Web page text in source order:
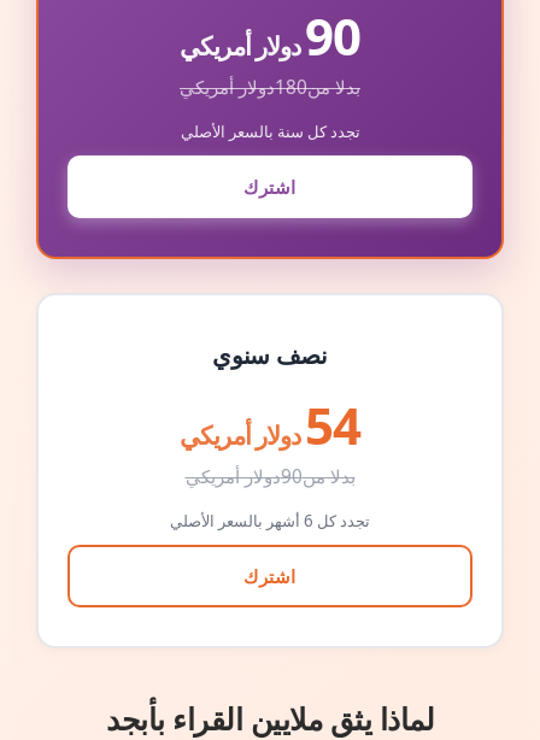
90دولار أمريكي
بدلا من180دولار أمريكي
تجدد كل سنة بالسعر الأصلي
اشترك
نصف سنوي
54 دولار أمريكي
بدلا من90دولار أمريكي
تجدد كل 6 أشهر بالسعر الأصلي
اشترك
لماذا يثق ملايين القراء بأبجد